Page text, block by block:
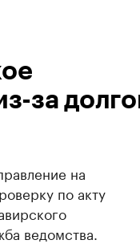
за
на
по акту
ведомства.